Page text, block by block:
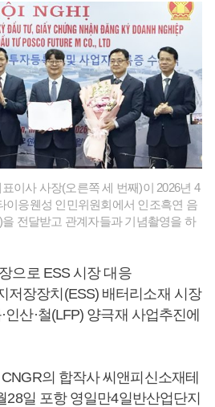
이사 사장(오른쪽 세 번째)이 2026년 4
이응웬성 인민위원회에서 인조흑연 음
전달받고 관계자들과 기념촬영을 하
으로 ESS 시장 대응
저장장치(ESS) 배터리소재 시장
산·철(LFP) 양극재 사업추진에
의 합작사 씨앤피신소재테
28일 포항 영일만4일반산업단지